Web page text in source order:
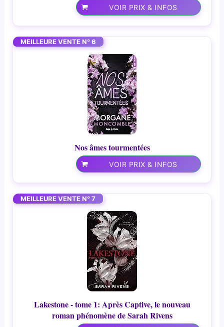
VOIR PRIX & INFOS
MEILLEURE VENTE N° 6
Nos âmes tourmentées
VOIR PRIX & INFOS
MEILLEURE VENTE N° 7
Lakestone - tome 1: Après Captive, le nouveau
roman phénomène de Sarah Rivens